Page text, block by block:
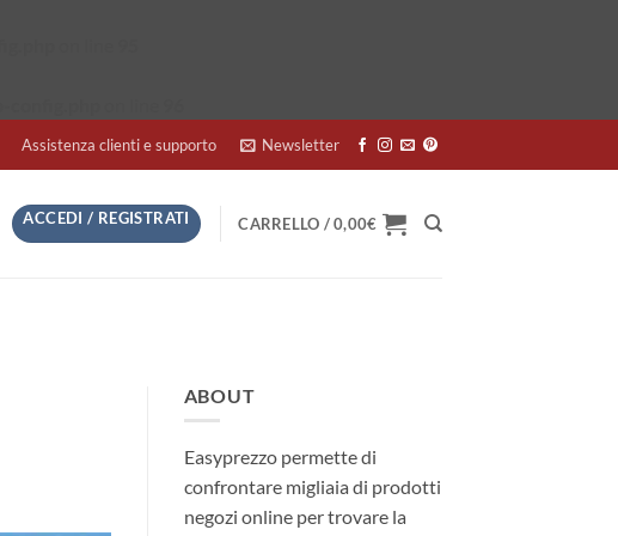
Assistenza clienti e supporto Newsletter
ACCEDI / REGISTRATI CARRELLO /0,00€
ABOUT
Easyprezzo permette di
confrontare migliaia di prodotti
negozi online per trovare la